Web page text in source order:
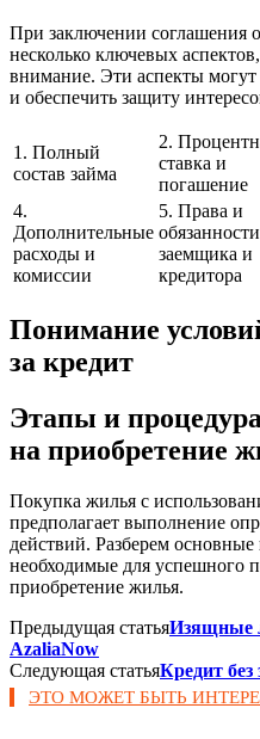
При заключении соглашения
несколько ключевых
внимание. Эти аспекты могут
и обеспечить защиту
1. Полный
состав займа
2.
ставка и
погашение
4.
Дополнительные
расходы и
комиссии
5. Права и
обязанности
заемщика и
кредитора
Понимание
за кредит
Этапы и
на приобретение
Покупка жилья с
предполагает выполнение
действий. Разберем
необходимые для успешного
приобретение жилья.
Предыдущая статьяИзящные
AzaliaNow
Следующая статьяКредит
ЭТО МОЖЕТ БЫТЬ